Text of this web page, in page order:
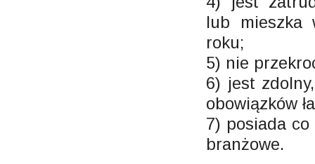
lub mieszka
roku;
5) nie
6) jest
obowiązków
7) posiada
branżowe.